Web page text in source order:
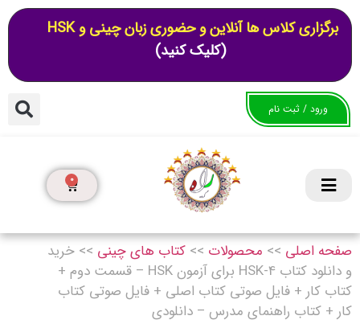
برگزاری کلاس ها آنلاین و حضوری زبان چینی و HSK
(کلیک کنید)
ورود / ثبت نام
0
صفحه اصلی >> محصولات >> کتاب های چینی >> خرید
و دانلود کتاب HSK-4 برای آزمون HSK – قسمت دوم +
کتاب کار + فایل صوتی کتاب اصلی + فایل صوتی کتاب
کار + کتاب راهنمای مدرس – دانلودی